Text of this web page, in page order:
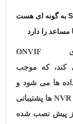
به گونه ای هست
را دارد
های ONVIF
کند، که موجب
ها می شود و
NVR ها پشتیبانی
از پیش نصب شده